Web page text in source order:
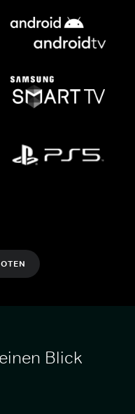
Blick